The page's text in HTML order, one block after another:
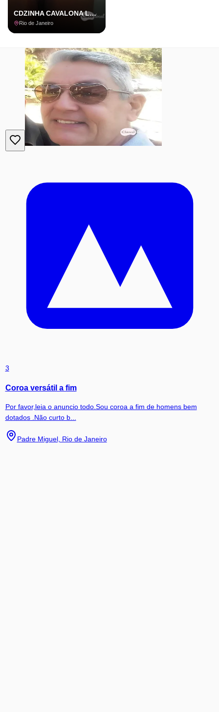
CDZINHA CAVALONA LEIA O ANUNCIO
Rio de Janeiro
3
Coroa versátil a fim
Por favor,leia o anuncio todo.Sou coroa a fim de homens bem
dotados .Não curto b...
Padre Miguel, Rio de Janeiro